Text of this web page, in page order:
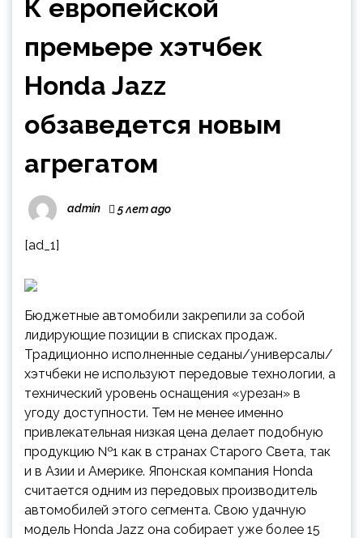
К европейской
премьере хэтчбек
Honda Jazz
обзаведется новым
агрегатом
admin 5 лет ago
[ad_1]
Бюджетные автомобили закрепили за собой
лидирующие позиции в списках продаж.
Традиционно исполненные седаны/универсалы/
хэтчбеки не используют передовые технологии, а
технический уровень оснащения «урезан» в
угоду доступности. Тем не менее именно
привлекательная низкая цена делает подобную
продукцию №1 как в странах Старого Света, так
и в Азии и Америке. Японская компания Honda
считается одним из передовых производитель
автомобилей этого сегмента. Свою удачную
модель Honda Jazz она собирает уже более 15